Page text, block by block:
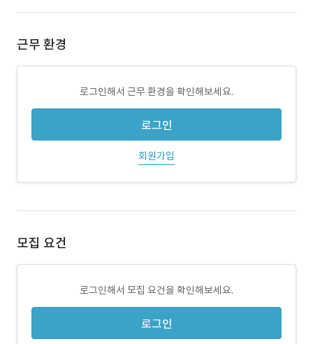
근무 환경
로그인해서 근무 환경을 확인해보세요.
로그인
회원가입
모집 요건
로그인해서 모집 요건을 확인해보세요.
로그인